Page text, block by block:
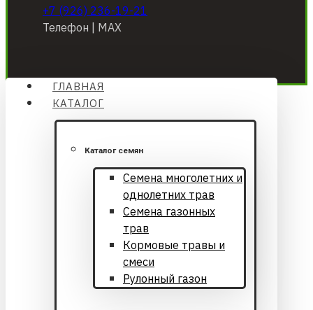
+7 (926) 236-19-21
Телефон | МАХ
ГЛАВНАЯ
КАТАЛОГ
Каталог семян
Cемена многолетних и
однолетних трав
Семена газонных
трав
Кормовые травы и
смеси
Рулонный газон